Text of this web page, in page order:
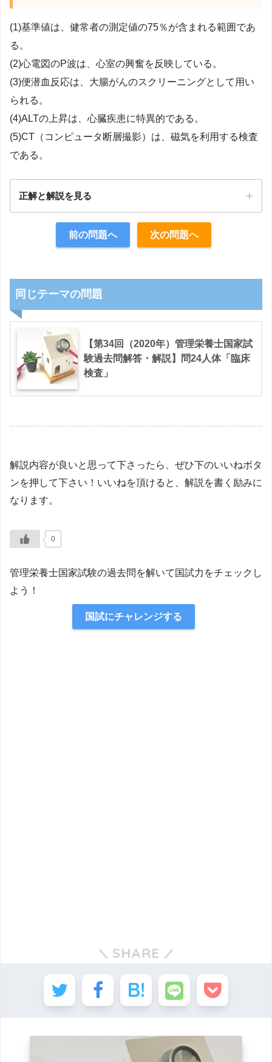
(1)基準値は、健常者の測定値の75％が含まれる範囲であ
る。
(2)心電図のP波は、心室の興奮を反映している。
(3)便潜血反応は、大腸がんのスクリーニングとして用い
られる。
(4)ALTの上昇は、心臓疾患に特異的である。
(5)CT（コンピュータ断層撮影）は、磁気を利用する検査
である。
正解と解説を見る
前の問題へ 次の問題へ
同じテーマの問題
【第34回（2020年）管理栄養士国家試
験過去問解答・解説】問24人体「臨床
検査」
解説内容が良いと思って下さったら、ぜひ下のいいねボタ
ンを押して下さい！いいねを頂けると、解説を書く励みに
なります。
0
管理栄養士国家試験の過去問を解いて国試力をチェックし
よう！
国試にチャレンジする
SHARE